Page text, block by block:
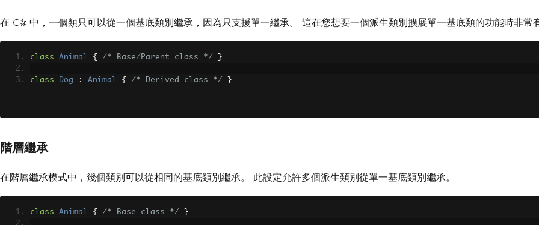
在 C# 中，一個類只可以從一個基底類別繼承，因為只支援單一繼承。 這在您想要一個派生類別擴展單一基底類的功能時非常
class Animal { /* Base/Parent class */ }
class Dog : Animal { /* Derived class */ }
階層繼承
在階層繼承模式中，幾個類別可以從相同的基底類別繼承。 此設定允許多個派生類別從單一基底類別繼承。
class Animal { /* Base class */ }